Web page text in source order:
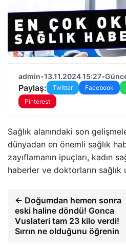
admin•13.11.2024 15:27•
Paylaş: Twitter Facebook
Pinterest
Sağlık alanındaki son
dünyadan en önemli sağlık
zayıflamanın ipuçları, kadın
haberler ve doktorların sağlık
← Doğumdan hemen sonra
eski haline döndü! Gonca
Vuslateri tam 23 kilo verdi!
Sırrın ne olduğunu öğrenin